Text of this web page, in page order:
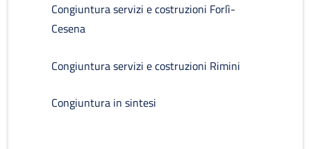
Congiuntura servizi e costruzioni Forlì-
Cesena
Congiuntura servizi e costruzioni Rimini
Congiuntura in sintesi